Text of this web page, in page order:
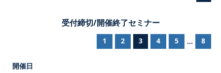
受付締切/開催終了セミナー
1 2 3 4 5 ... 8